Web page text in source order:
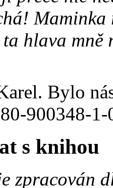
hlava mně
Bylo
900348-1-
s knihou
zpracován